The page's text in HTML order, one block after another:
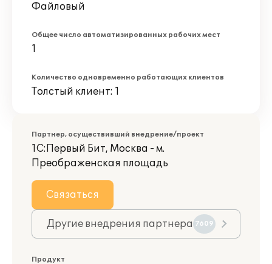
Файловый
Общее число автоматизированных рабочих мест
1
Количество одновременно работающих клиентов
Толстый клиент: 1
Партнер, осуществивший внедрение/проект
1С:Первый Бит, Москва - м.
Преображенская площадь
Связаться
Другие внедрения партнера 7609
Продукт